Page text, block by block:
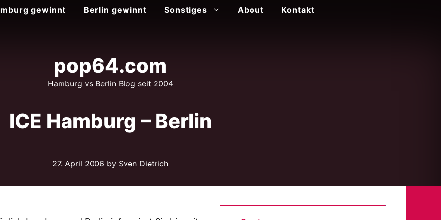
gewinnt Berlin gewinnt Sonstiges About Kontakt
pop64.com
Hamburg vs Berlin Blog seit 2004
ICE Hamburg – Berlin
27. April 2006 by Sven Dietrich